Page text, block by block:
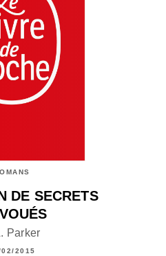
DE SECRETS
Parker
2015